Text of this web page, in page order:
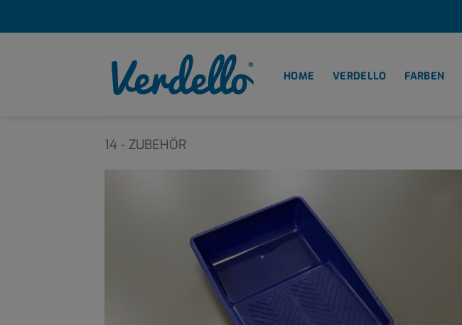
HOME VERDELLO FARBEN
14 - ZUBEHÖR